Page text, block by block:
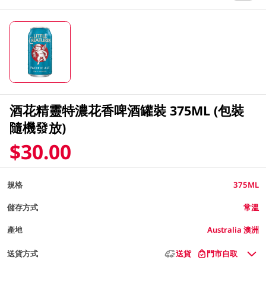
酒花精靈特濃花香啤酒罐裝 375ML (包裝
隨機發放)
$30.00
規格 375ML
儲存方式 常溫
產地 Australia 澳洲
送貨方式 送貨 門市自取